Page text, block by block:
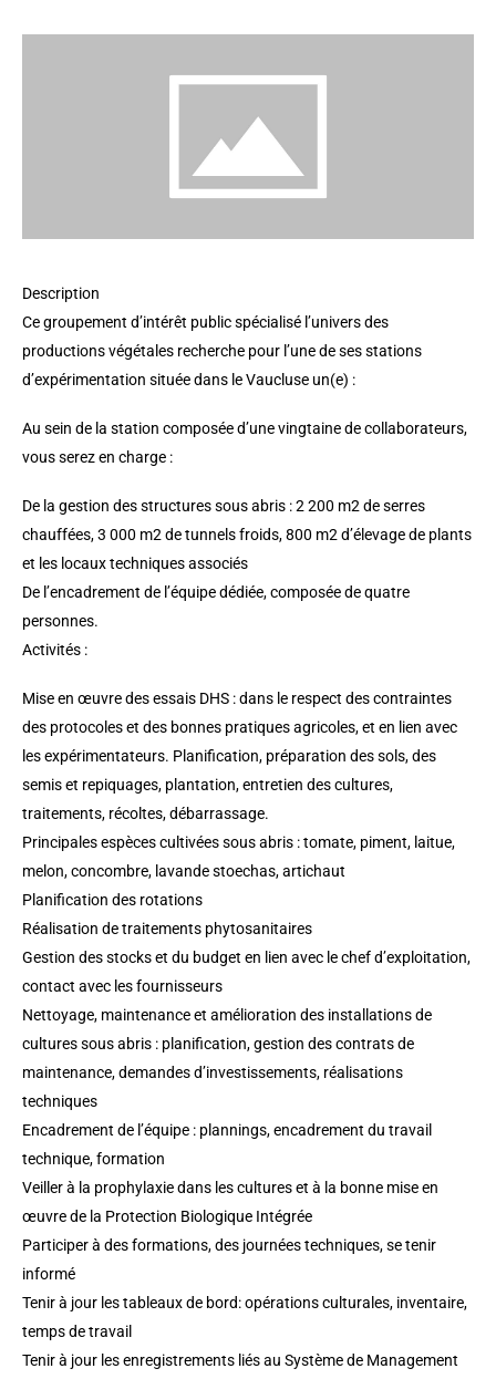
Description
Ce groupement d’intérêt public spécialisé l’univers des
productions végétales recherche pour l’une de ses stations
d’expérimentation située dans le Vaucluse un(e) :
Au sein de la station composée d’une vingtaine de collaborateurs,
vous serez en charge :
De la gestion des structures sous abris : 2 200 m2 de serres
chauffées, 3 000 m2 de tunnels froids, 800 m2 d’élevage de plants
et les locaux techniques associés
De l’encadrement de l’équipe dédiée, composée de quatre
personnes.
Activités :
Mise en œuvre des essais DHS : dans le respect des contraintes
des protocoles et des bonnes pratiques agricoles, et en lien avec
les expérimentateurs. Planification, préparation des sols, des
semis et repiquages, plantation, entretien des cultures,
traitements, récoltes, débarrassage.
Principales espèces cultivées sous abris : tomate, piment, laitue,
melon, concombre, lavande stoechas, artichaut
Planification des rotations
Réalisation de traitements phytosanitaires
Gestion des stocks et du budget en lien avec le chef d’exploitation,
contact avec les fournisseurs
Nettoyage, maintenance et amélioration des installations de
cultures sous abris : planification, gestion des contrats de
maintenance, demandes d’investissements, réalisations
techniques
Encadrement de l’équipe : plannings, encadrement du travail
technique, formation
Veiller à la prophylaxie dans les cultures et à la bonne mise en
œuvre de la Protection Biologique Intégrée
Participer à des formations, des journées techniques, se tenir
informé
Tenir à jour les tableaux de bord: opérations culturales, inventaire,
temps de travail
Tenir à jour les enregistrements liés au Système de Management